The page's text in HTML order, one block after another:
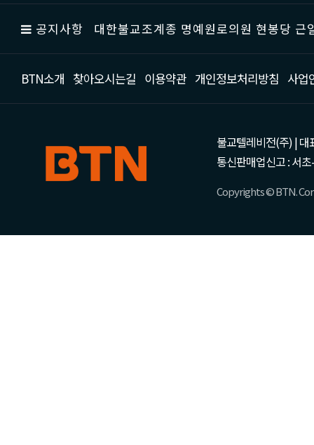
공지사항 대한불교조계종 명예원로의원 현봉당
BTN소개 찾아오시는길 이용약관 개인정보처리방침 사업
불교텔레비전(주) | 대
통신판매업신고 : 서
Copyrights © BTN.